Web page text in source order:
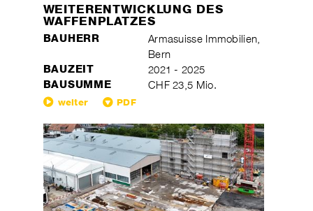
WEITERENTWICKLUNG DES
WAFFENPLATZES
BAUHERR
Armasuisse Immobilien,
Bern
BAUZEIT 2021 - 2025
BAUSUMME CHF 23,5 Mio.
weiter PDF